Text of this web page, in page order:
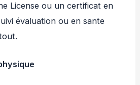
License ou un certificat en
évaluation ou en sante